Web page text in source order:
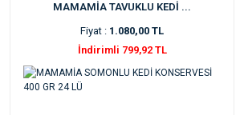
MAMAMİA TAVUKLU KEDİ ...
Fiyat : 1.080,00 TL
İndirimli 799,92 TL